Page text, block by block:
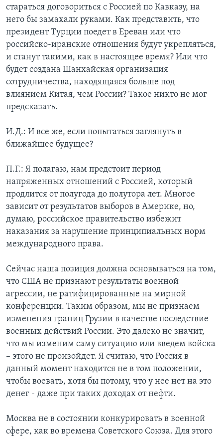
стараться договориться с Россией по Кавказу, на
него бы замахали руками. Как представить, что
президент Турции поедет в Ереван или что
российско-иранские отношения будут укрепляться,
и станут такими, как в настоящее время? Или что
будет создана Шанхайская организация
сотрудничества, находящаяся больше под
влиянием Китая, чем России? Такое никто не мог
предсказать.
И.Д.: И все же, если попытаться заглянуть в
ближайшее будущее?
П.Г.: Я полагаю, нам предстоит период
напряженных отношений с Россией, который
продлится от полугода до полутора лет. Многое
зависит от результатов выборов в Америке, но,
думаю, российское правительство избежит
наказания за нарушение принципиальных норм
международного права.
Сейчас наша позиция должна основываться на том,
что США не признают результаты военной
агрессии, не ратифицированные на мирной
конференции. Таким образом, мы не признаем
изменения границ Грузии в качестве последствие
военных действий России. Это далеко не значит,
что мы изменим саму ситуацию или введем войска
– этого не произойдет. Я считаю, что Россия в
данный момент находится не в том положении,
чтобы воевать, хотя бы потому, что у нее нет на это
денег - даже при таких доходах от нефти.
Москва не в состоянии конкурировать в военной
сфере, как во времена Советского Союза. Для этого